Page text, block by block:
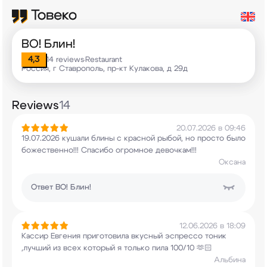
ВО! Блин!
4,3 14 reviews•Restaurant
Россия, г Ставрополь, пр-кт Кулакова, д 29д
Reviews14
20.07.2026 в 09:46
19.07.2026 кушали блины с красной рыбой, но просто было
божественно!!! Спасибо огромное девочкам!!!
Оксана
Ответ ВО! Блин!
12.06.2026 в 18:09
Кассир Евгения приготовила вкусный эспрессо тоник
,лучший из всех который я только пила 100/10 🫶🏻
Альбина